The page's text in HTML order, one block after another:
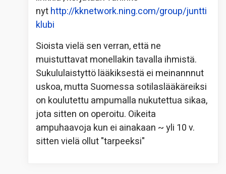
nythttp://kknetwork.ning.com/group/juntti
klubi
Sioista vielä sen verran, että ne
muistuttavat monellakin tavalla ihmistä.
Sukululaistyttö lääkiksestä ei meinannnut
uskoa, mutta Suomessa sotilaslääkäreiksi
on koulutettu ampumalla nukutettua sikaa,
jota sitten on operoitu. Oikeita
ampuhaavoja kun ei ainakaan ~ yli 10 v.
sitten vielä ollut "tarpeeksi"